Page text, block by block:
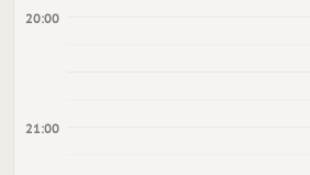
20:00
21:00